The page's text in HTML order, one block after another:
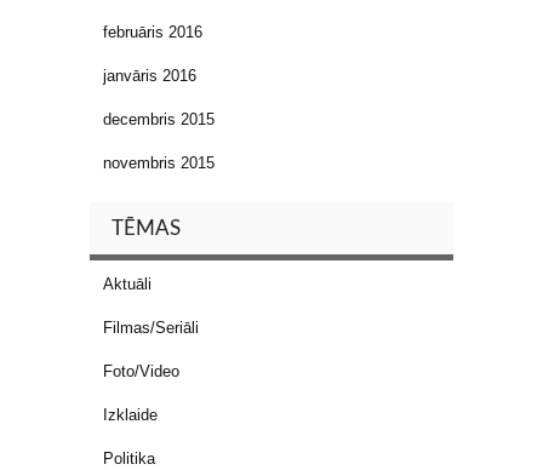
februāris 2016
janvāris 2016
decembris 2015
novembris 2015
TĒMAS
Aktuāli
Filmas/Seriāli
Foto/Video
Izklaide
Politika